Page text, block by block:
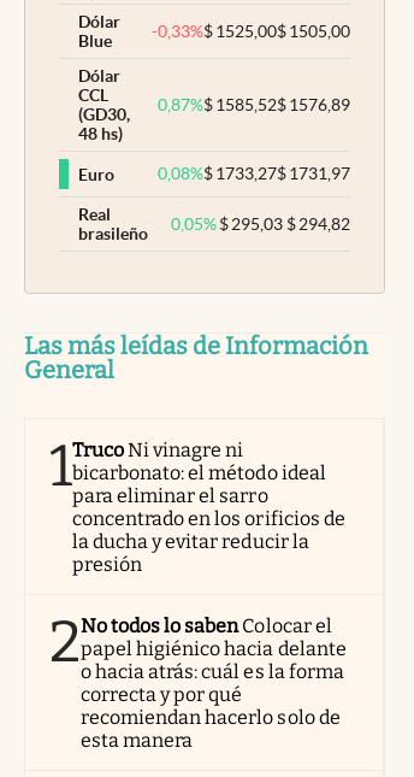
Dólar
Blue
-0,33%$1525,00$1505,00
Dólar
CCL
(GD30,
48 hs)
0,87%$1585,52$1576,89
Euro 0,08%$1733,27$1731,97
Real
brasileño
0,05% $295,03 $294,82
Las más leídas de Información
General
1TrucoNi vinagre ni
bicarbonato: el método ideal
para eliminar el sarro
concentrado en los orificios de
la ducha y evitar reducir la
presión
2No todos lo sabenColocar el
papel higiénico hacia delante
o hacia atrás: cuál es la forma
correcta y por qué
recomiendan hacerlo solo de
esta manera